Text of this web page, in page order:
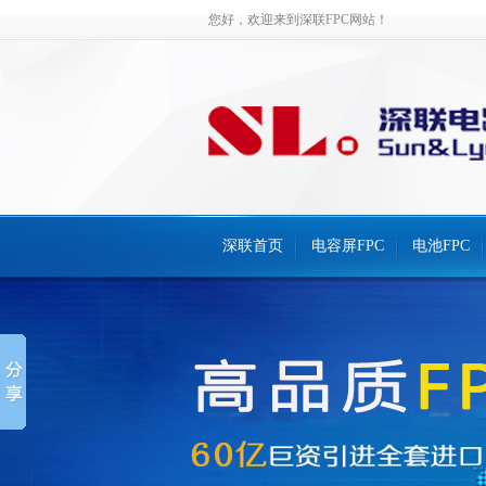
您好，欢迎来到深联FPC网站！
深联首页 电容屏FPC 电池FPC